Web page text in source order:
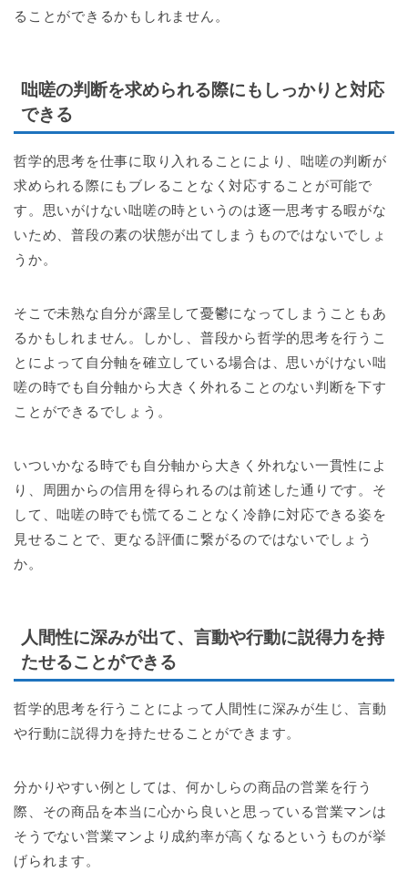
ることができるかもしれません。
咄嗟の判断を求められる際にもしっかりと対応
できる
哲学的思考を仕事に取り入れることにより、咄嗟の判断が
求められる際にもブレることなく対応することが可能で
す。思いがけない咄嗟の時というのは逐一思考する暇がな
いため、普段の素の状態が出てしまうものではないでしょ
うか。
そこで未熟な自分が露呈して憂鬱になってしまうこともあ
るかもしれません。しかし、普段から哲学的思考を行うこ
とによって自分軸を確立している場合は、思いがけない咄
嗟の時でも自分軸から大きく外れることのない判断を下す
ことができるでしょう。
いついかなる時でも自分軸から大きく外れない一貫性によ
り、周囲からの信用を得られるのは前述した通りです。そ
して、咄嗟の時でも慌てることなく冷静に対応できる姿を
見せることで、更なる評価に繋がるのではないでしょう
か。
人間性に深みが出て、言動や行動に説得力を持
たせることができる
哲学的思考を行うことによって人間性に深みが生じ、言動
や行動に説得力を持たせることができます。
分かりやすい例としては、何かしらの商品の営業を行う
際、その商品を本当に心から良いと思っている営業マンは
そうでない営業マンより成約率が高くなるというものが挙
げられます。